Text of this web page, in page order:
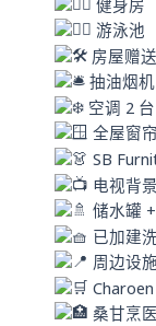
健身房
游泳池
房屋赠
抽油烟
空调 2 台
全屋窗
SB
电视背
储水罐
已加建
周边设施
桑甘烹